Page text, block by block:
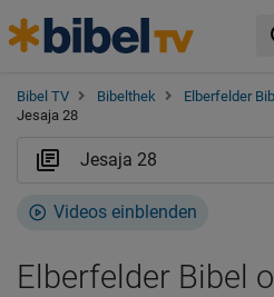
Bibel TV Bibelthek Elberfelder
Jesaja 28
Videos einblenden
Elberfelder Bibel